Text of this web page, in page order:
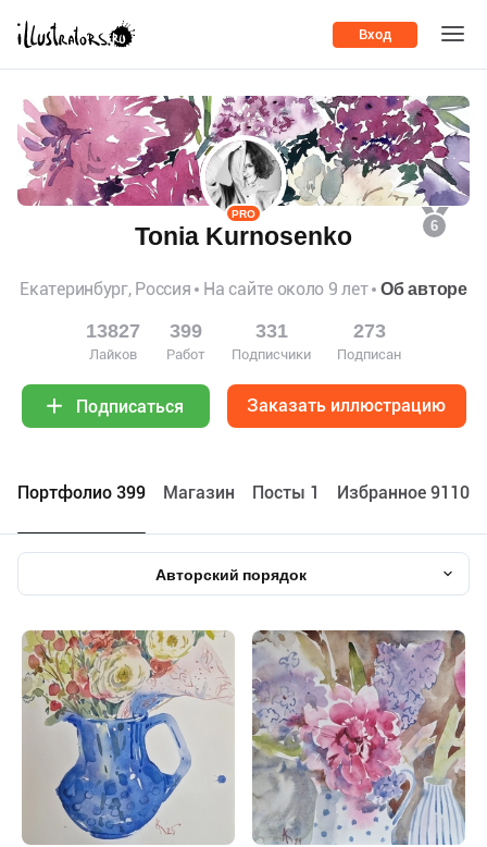
Вход
6
PRO
Tonia Kurnosenko
Екатеринбург, Россия На сайте около 9 лет Об авторе
13827
Лайков
399
Работ
331
Подписчики
273
Подписан
Подписаться Заказать иллюстрацию
Портфолио 399 Maгазин Посты 1 Избранное 9110
Авторский порядок